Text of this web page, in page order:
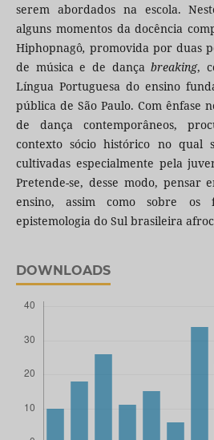
serem abordados na escola.
alguns momentos da docência
Hiphopnagô, promovida por duas
de música e de dançabreaking,
Língua Portuguesa do ensino
pública de São Paulo. Com ênfase
de dança contemporâneos,
contexto sócio histórico no qual
cultivadas especialmente pela
Pretende-se, desse modo, pensar
ensino, assim como sobre os
epistemologia do Sul brasileira
DOWNLOADS